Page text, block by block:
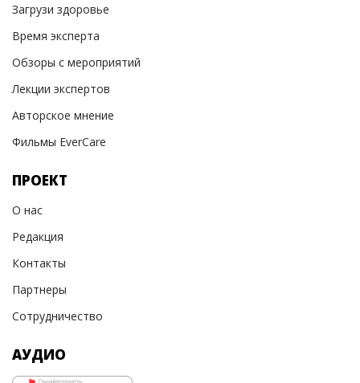
Загрузи здоровье
Время эксперта
Обзоры с мероприятий
Лекции экспертов
Авторское мнение
Фильмы EverCare
ПРОЕКТ
О нас
Редакция
Контакты
Партнеры
Сотрудничество
АУДИО